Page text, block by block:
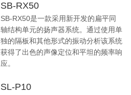
SB-RX50
SB-RX50是一款采用新开发的扁平同
轴结构单元的扬声器系统。通过使用单
独的隔板和其他形式的振动分析该系统
获得了出色的声像定位和平坦的频率响
应。
SL-P10